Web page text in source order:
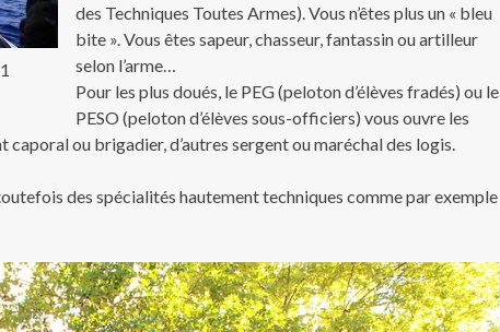
des Techniques Toutes Armes). Vous n’êtes plus un « bleu
bite ». Vous êtes sapeur, chasseur, fantassin ou artilleur
selon l’arme…
Pour les plus doués, le PEG (peloton d’élèves fradés) ou le
PESO (peloton d’élèves sous-officiers) vous ouvre les
ou brigadier, d’autres sergent ou maréchal des logis.
des spécialités hautement techniques comme par exemple